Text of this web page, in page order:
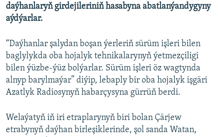
daýhanlaryň girdejileriniň hasabyna abatlanýandygyny
aýdýarlar.
“Daýhanlar şalydan boşan ýerleriň sürüm işleri bilen
baglylykda oba hojalyk tehnikalarynyň ýetmezçiligi
bilen ýüzbe-ýüz bolýarlar. Sürüm işleri öz wagtynda
alnyp barylmaýar” diýip, lebaply bir oba hojalyk işgäri
Azatlyk Radiosynyň habarçysyna gürrüň berdi.
Welaýatyň iň iri etraplarynyň biri bolan Çärjew
etrabynyň daýhan birleşiklerinde, şol sanda Watan,